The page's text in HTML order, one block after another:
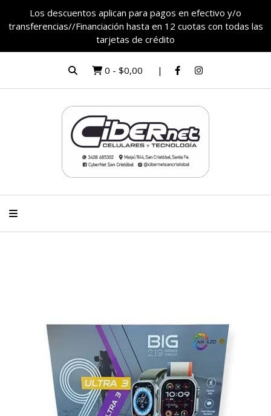
Los descuentos aplican para pagos en efectivo y/o
transferencias//Financiación hasta en 12 cuotas con todas las
tarjetas de crédito
0 - $0,00